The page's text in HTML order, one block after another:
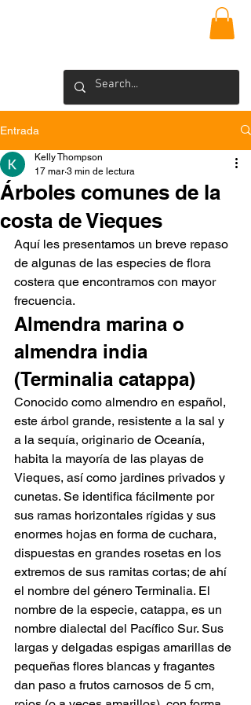
Entrada
Árboles comunes de la
costa de Vieques
Kelly Thompson
17 mar 3 min de lectura
Aquí les presentamos un breve repaso
de algunas de las especies de flora
costera que encontramos con mayor
frecuencia.
Almendra marina o
almendra india
(Terminalia catappa)
Conocido como almendro en español,
este árbol grande, resistente a la sal y
a la sequía, originario de Oceanía,
habita la mayoría de las playas de
Vieques, así como jardines privados y
cunetas. Se identifica fácilmente por
sus ramas horizontales rígidas y sus
enormes hojas en forma de cuchara,
dispuestas en grandes rosetas en los
extremos de sus ramitas cortas; de ahí
el nombre del género Terminalia. El
nombre de la especie, catappa, es un
nombre dialectal del Pacífico Sur. Sus
largas y delgadas espigas amarillas de
pequeñas flores blancas y fragantes
dan paso a frutos carnosos de 5 cm,